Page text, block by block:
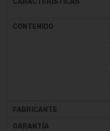
CARACTERÍSTICAS
CONTENIDO
FABRICANTE
GARANTÍA